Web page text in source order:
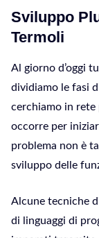
Sviluppo
Termoli
Al giorno d’oggi
dividiamo le fasi
cerchiamo in
occorre per
problema non è
sviluppo delle
Alcune tecniche
di linguaggi di